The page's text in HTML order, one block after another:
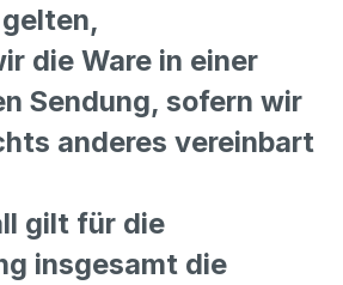
die Ware in einer
Sendung, sofern wir
anderes vereinbart
gilt für die
insgesamt die